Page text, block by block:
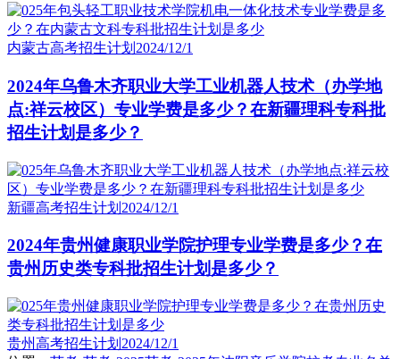
内蒙古高考招生计划 2024/12/1
2024年乌鲁木齐职业大学工业机器人技术（办学地
点:祥云校区）专业学费是多少？在新疆理科专科批
招生计划是多少？
新疆高考招生计划 2024/12/1
2024年贵州健康职业学院护理专业学费是多少？在
贵州历史类专科批招生计划是多少？
贵州高考招生计划 2024/12/1